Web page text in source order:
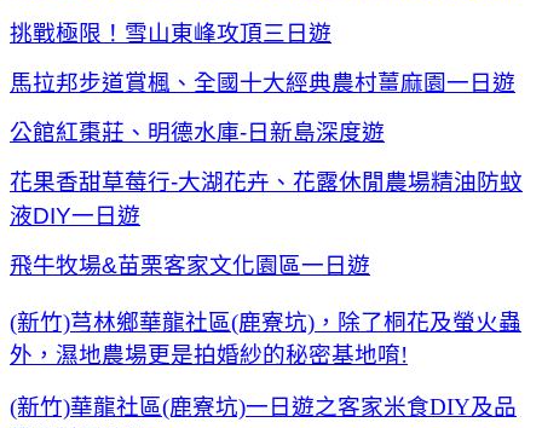
挑戰極限！雪山東峰攻頂三日遊
馬拉邦步道賞楓、全國十大經典農村薑麻園一日遊
公館紅棗莊、明德水庫-日新島深度遊
花果香甜草莓行-大湖花卉、花露休閒農場精油防蚊
液DIY一日遊
飛牛牧場&苗栗客家文化園區一日遊
(新竹)芎林鄉華龍社區(鹿寮坑)，除了桐花及螢火蟲
外，濕地農場更是拍婚紗的秘密基地唷!
(新竹)華龍社區(鹿寮坑)一日遊之客家米食DIY及品